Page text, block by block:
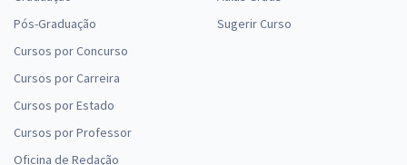
Pós-Graduação
Cursos por Concurso
Cursos por Carreira
Cursos por Estado
Cursos por Professor
Oficina de Redação
Sugerir Curso